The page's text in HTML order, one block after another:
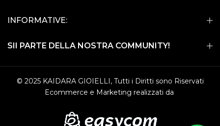
INFORMATIVE:
SII PARTE DELLA NOSTRA COMMUNITY!
© 2025 KAIDARA GIOIELLI, Tutti i Diritti sono Riservati
Ecommerce e Marketing realizzati da